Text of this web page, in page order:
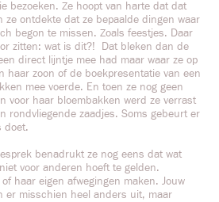
bezoeken. Ze hoopt van harte dat dat
ze ontdekte dat ze bepaalde dingen waar
begon te missen. Zoals feestjes. Daar
zitten: wat is dit?! Dat bleken dan de
direct lijntje mee had maar waar ze op
haar zoon of de boekpresentatie van een
mee voerde. En toen ze nog geen
voor haar bloembakken werd ze verrast
rondvliegende zaadjes. Soms gebeurt er
doet.
benadrukt ze nog eens dat wat
voor anderen hoeft te gelden.
haar eigen afwegingen maken. Jouw
er misschien heel anders uit, maar